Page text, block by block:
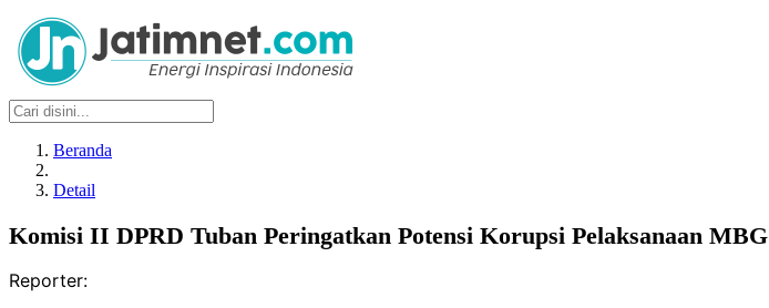
Beranda
Detail
Komisi II DPRD Tuban Peringatkan Potensi Korupsi Pelaksanaan MBG
Reporter: